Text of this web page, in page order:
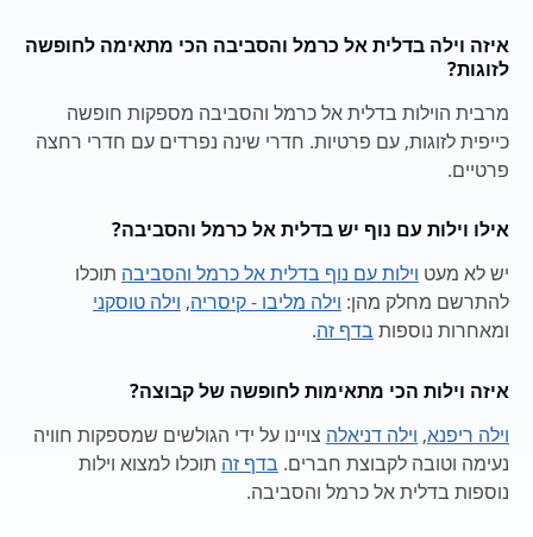
איזה וילה בדלית אל כרמל והסביבה הכי מתאימה לחופשה
לזוגות?
מרבית הוילות בדלית אל כרמל והסביבה מספקות חופשה
כייפית לזוגות, עם פרטיות. חדרי שינה נפרדים עם חדרי רחצה
פרטיים.
אילו וילות עם נוף יש בדלית אל כרמל והסביבה?
יש לא מעט וילות עם נוף בדלית אל כרמל והסביבה תוכלו
להתרשם מחלק מהן: וילה מליבו - קיסריה, וילה טוסקני
ומאחרות נוספות בדף זה.
איזה וילות הכי מתאימות לחופשה של קבוצה?
וילה ריפנא, וילה דניאלה צויינו על ידי הגולשים שמספקות חוויה
נעימה וטובה לקבוצת חברים. בדף זה תוכלו למצוא וילות
נוספות בדלית אל כרמל והסביבה.